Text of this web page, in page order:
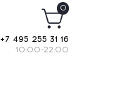
+7 495 255 31 16
10:00-22:00
0